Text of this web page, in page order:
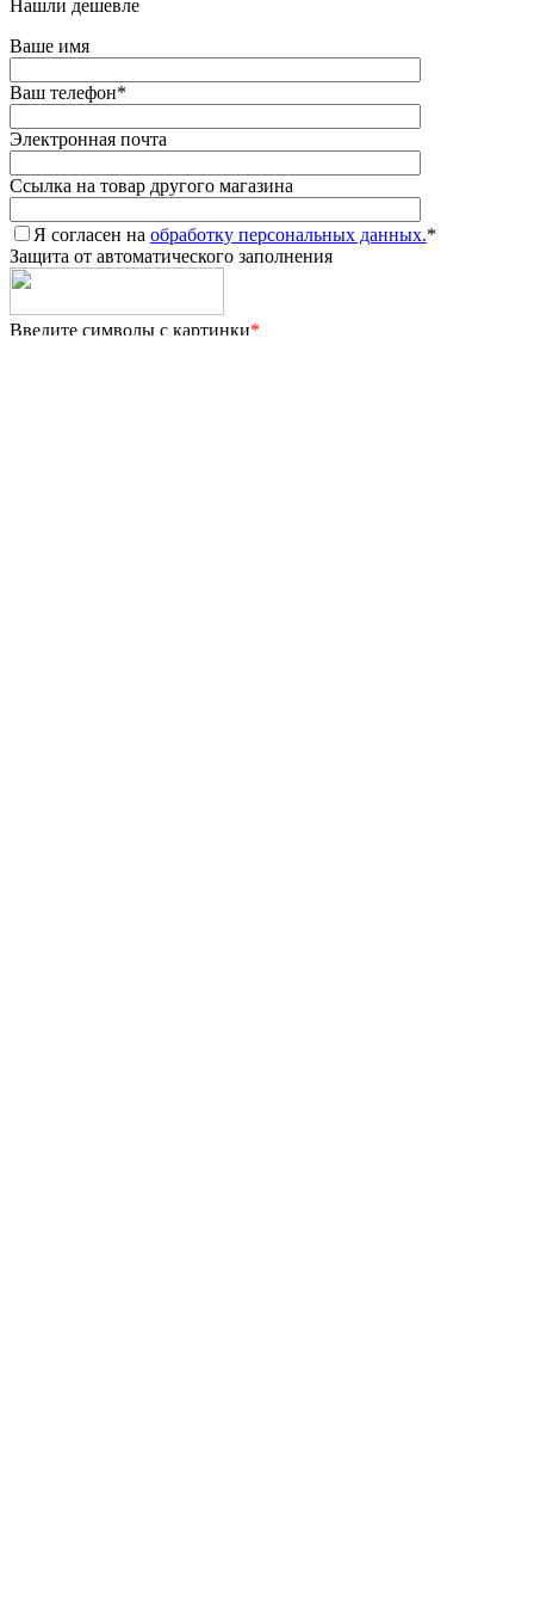
Нашли дешевле
Ваше имя
Ваш телефон*
Электронная почта
Ссылка на товар другого магазина
Я согласен на обработку персональных данных.*
Защита от автоматического заполнения
Введите символы с картинки*